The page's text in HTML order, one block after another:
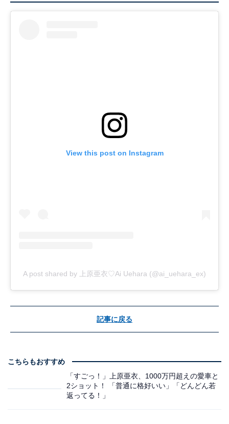
View this post on Instagram
A post shared by 上原亜衣♡Ai Uehara (@ai_uehara_ex)
記事に戻る
こちらもおすすめ
「すごっ！」上原亜衣、1000万円超えの愛車と
2ショット！ 「普通に格好いい」「どんどん若
返ってる！」